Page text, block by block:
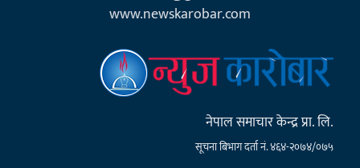
www.newskarobar.com
नेपाल समाचार केन्द्र प्रा. लि.
सूचना बिभाग दर्ता नं. ४६४-२०७४/०७५